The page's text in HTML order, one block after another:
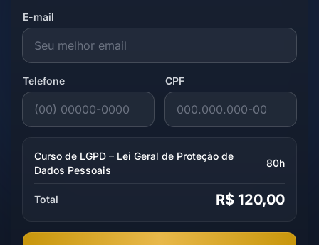
E-mail
Telefone CPF
Curso de LGPD – Lei Geral de Proteção de
Dados Pessoais
80h
Total R$ 120,00